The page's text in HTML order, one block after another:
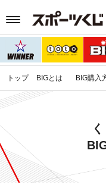
トップ BIGとは BIG購入